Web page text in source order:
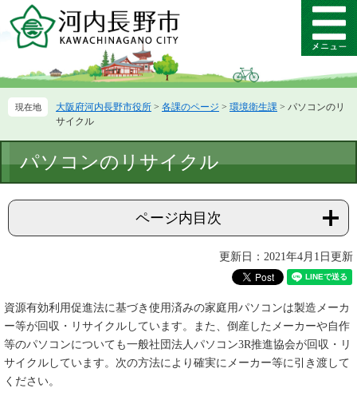
ー
先
ニ
を
て
メ
ニ
ー
大阪府河内長野市役所 > 各課のページ > 環境衛生課 > パソコンのリ
サイクル
文
パソコンのリサイクル
ページ内目次
更新日：2021年4月1日更新
資源有効利用促進法に基づき使用済みの家庭用パソコンは製造メーカ
ー等が回収・リサイクルしています。また、倒産したメーカーや自作
等のパソコンについても一般社団法人パソコン3R推進協会が回収・リ
サイクルしています。次の方法により確実にメーカー等に引き渡して
ください。